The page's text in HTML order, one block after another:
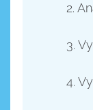
2.
3.
4.